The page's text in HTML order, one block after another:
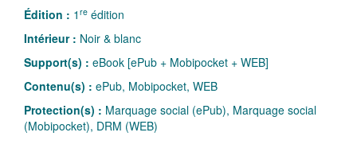
Édition : 1 re édition
Intérieur : Noir & blanc
Support(s) : eBook [ePub + Mobipocket + WEB]
Contenu(s) : ePub, Mobipocket, WEB
Protection(s) : Marquage social (ePub), Marquage social
(Mobipocket), DRM (WEB)